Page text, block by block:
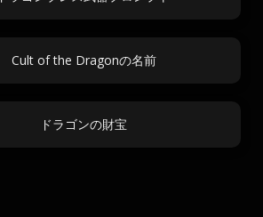
Cult of the Dragonの名前
ドラゴンの財宝